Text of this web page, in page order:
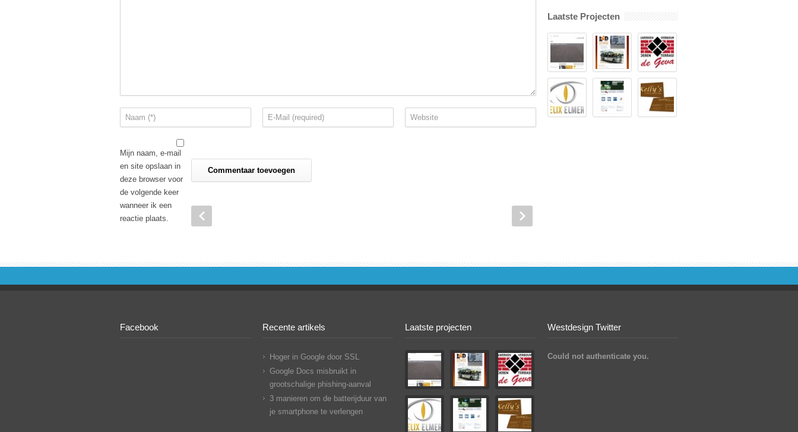
Mijn naam, e-mail
en site opslaan in
deze browser voor
de volgende keer
wanneer ik een
reactie plaats.
Laatste Projecten
Facebook Recente artikels
Hoger in Google door SSL
Google Docs misbruikt in
grootschalige phishing-aanval
3 manieren om de batterijduur van
je smartphone te verlengen
Laatste projecten Westdesign Twitter
Could not authenticate you.